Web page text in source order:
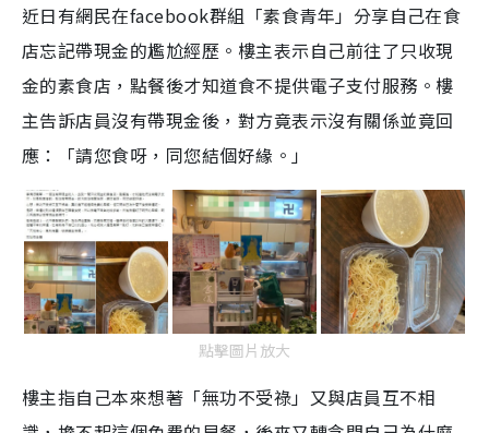
近日有網民在facebook群組「素食青年」分享自己在食
店忘記帶現金的尷尬經歷。樓主表示自己前往了只收現
金的素食店，點餐後才知道食不提供電子支付服務。樓
主告訴店員沒有帶現金後，對方竟表示沒有關係並竟回
應：「請您食呀，同您結個好緣。」
點擊圖片放大
樓主指自己本來想著「無功不受祿」又與店員互不相